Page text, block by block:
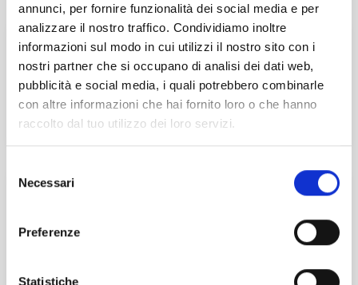
annunci, per fornire funzionalità dei social media e per
analizzare il nostro traffico. Condividiamo inoltre
informazioni sul modo in cui utilizzi il nostro sito con i
nostri partner che si occupano di analisi dei dati web,
pubblicità e social media, i quali potrebbero combinarle
con altre informazioni che hai fornito loro o che hanno
raccolto dal tuo utilizzo dei loro servizi.
delNecessari
Preferenze
Statistiche
3 Nov 2026
RAPPORTI INFRAGRUPPO DOMESTICI
Online
26 2027
TRIBUTARIO